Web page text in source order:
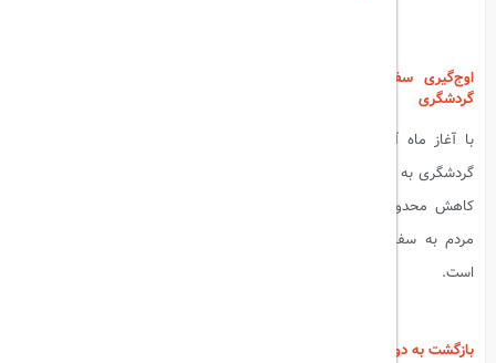
گردشگری
گردشگری به مقاصد محبوب جهانی به اوج خود رسیده است. امسال، پس از
کاهش محدودیت‌های سفر در بسیاری از کشورهای جهان و افزایش تمایل
مردم به سفرهای خارجی، صنعت گردشگری شاهد رونق بی‌سابقه‌ای بوده
است.
بازگشت به دوران طلایی گردشگری